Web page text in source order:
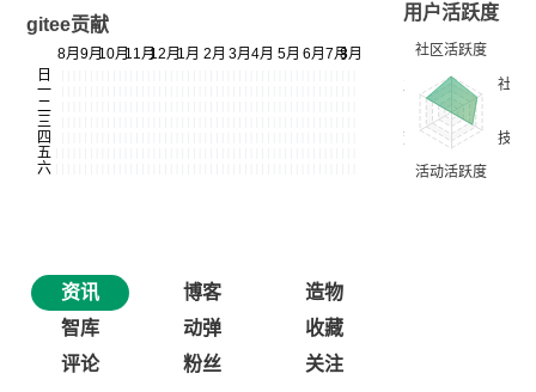
gitee贡献
用户活跃度
资讯 博客
造物
智库
动弹
收藏
评论
粉丝 关注